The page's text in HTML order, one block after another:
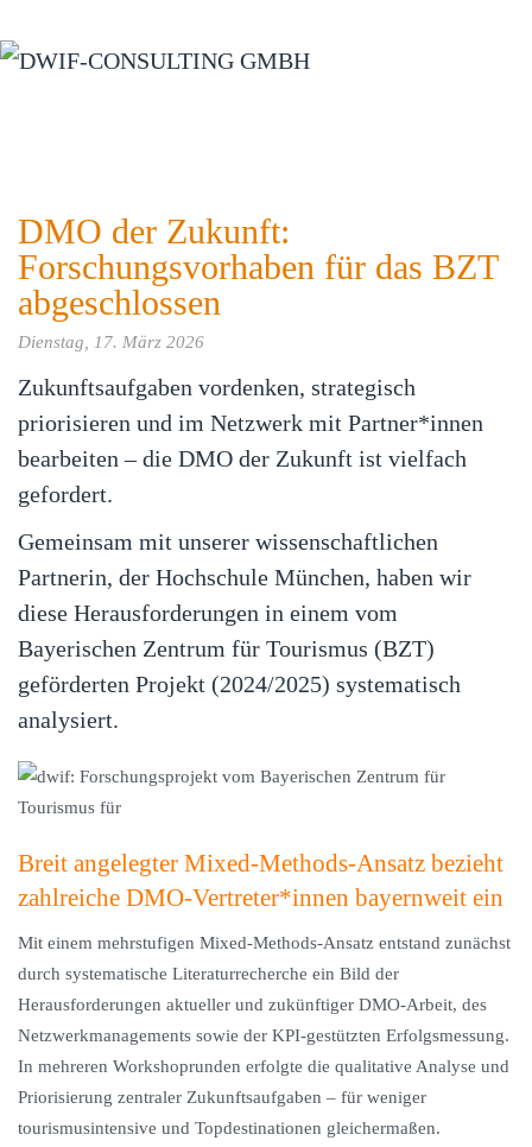
Zum Hauptinhalt springen
DMO der Zukunft:
Forschungsvorhaben für das BZT
abgeschlossen
Dienstag, 17. März 2026
Zukunftsaufgaben vordenken, strategisch
priorisieren und im Netzwerk mit Partner*innen
bearbeiten – die DMO der Zukunft ist vielfach
gefordert.
Gemeinsam mit unserer wissenschaftlichen
Partnerin, der Hochschule München, haben wir
diese Herausforderungen in einem vom
Bayerischen Zentrum für Tourismus (BZT)
geförderten Projekt (2024/2025) systematisch
analysiert.
Breit angelegter Mixed-Methods-Ansatz bezieht
zahlreiche DMO-Vertreter*innen bayernweit ein
Mit einem mehrstufigen Mixed-Methods-Ansatz entstand zunächst
durch systematische Literaturrecherche ein Bild der
Herausforderungen aktueller und zukünftiger DMO-Arbeit, des
Netzwerkmanagements sowie der KPI-gestützten Erfolgsmessung.
In mehreren Workshoprunden erfolgte die qualitative Analyse und
Priorisierung zentraler Zukunftsaufgaben – für weniger
tourismusintensive und Topdestinationen gleichermaßen.